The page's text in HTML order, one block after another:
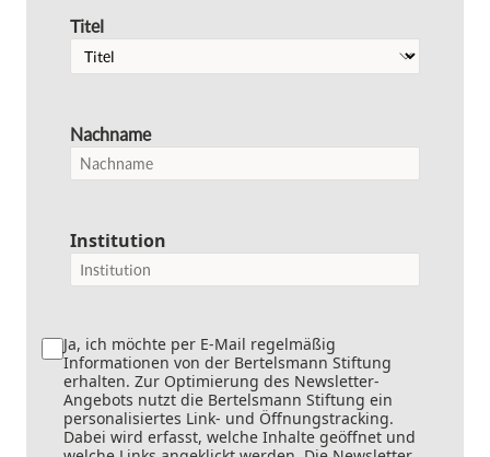
Titel
Nachname
Institution
Ja, ich möchte per E-Mail regelmäßig
Informationen von der Bertelsmann Stiftung
erhalten. Zur Optimierung des Newsletter-
Angebots nutzt die Bertelsmann Stiftung ein
personalisiertes Link- und Öffnungstracking.
Dabei wird erfasst, welche Inhalte geöffnet und